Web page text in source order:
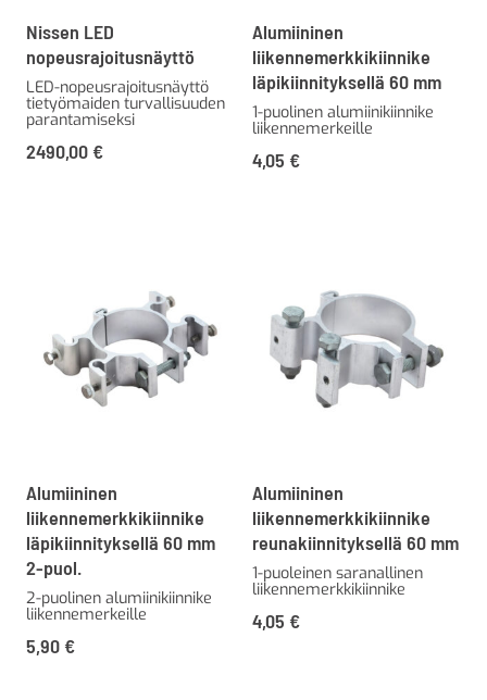
Nissen LED
nopeusrajoitusnäyttö
LED-nopeusrajoitusnäyttö
tietyömaiden turvallisuuden
parantamiseksi
2490,00 €
Alumiininen
liikennemerkkikiinnike
läpikiinnityksellä 60 mm
1-puolinen alumiinikiinnike
liikennemerkeille
4,05 €
Alumiininen
liikennemerkkikiinnike
läpikiinnityksellä 60 mm
2-puol.
2-puolinen alumiinikiinnike
liikennemerkeille
5,90 €
Alumiininen
liikennemerkkikiinnike
reunakiinnityksellä 60 mm
1-puoleinen saranallinen
liikennemerkkikiinnike
4,05 €